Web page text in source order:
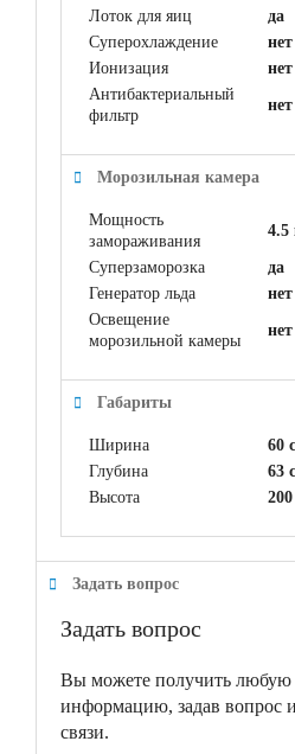
Лоток для яиц
да
Суперохлаждение
нет
Ионизация
нет
Антибактериальный
фильтр
нет
Морозильная камера
Мощность
замораживания
4.5
Суперзаморозка
да
Генератор льда
нет
Освещение
морозильной камеры
нет
Габариты
Ширина
60
Глубина
63
Высота
Задать вопрос
Задать вопрос
Вы можете получить
информацию, задав вопрос
связи.